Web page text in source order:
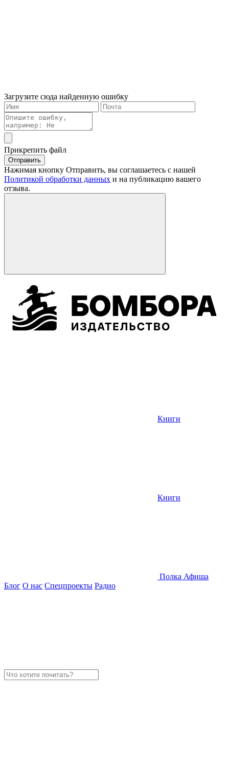
Загрузите сюда найденную ошибку
Прикрепить файл
Отправить
Нажимая кнопку Отправить, вы соглашаетесь с нашей
Политикой обработки данных и на публикацию вашего
отзыва.
Книги
Книги
Полка Афиша
Блог О нас Спецпроекты Радио